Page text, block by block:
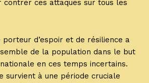
ces attaques sur tous les
porteur d’espoir et de résilience a
de la population dans le but
en ces temps incertains.
survient à une période cruciale